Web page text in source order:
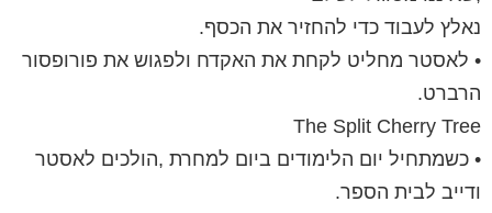
נאלץ לעבוד כדי להחזיר את הכסף.
• לאסטר מחליט לקחת את האקדח ולפגוש את פורופסור
הרברט.
The Split Cherry Tree
• כשמתחיל יום הלימודים ביום למחרת ,הולכים לאסטר
ודייב לבית הספר.